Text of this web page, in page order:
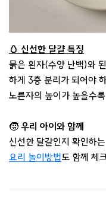
🥚 신선한 달걀 특징
묽은 흰자(수양 난백)와
하게 3층 분리가 되어야
노른자의 높이가 높을수
🧒 우리 아이와 함께
신선한 달걀인지 확인하는
요리 놀이방법도 함께 체